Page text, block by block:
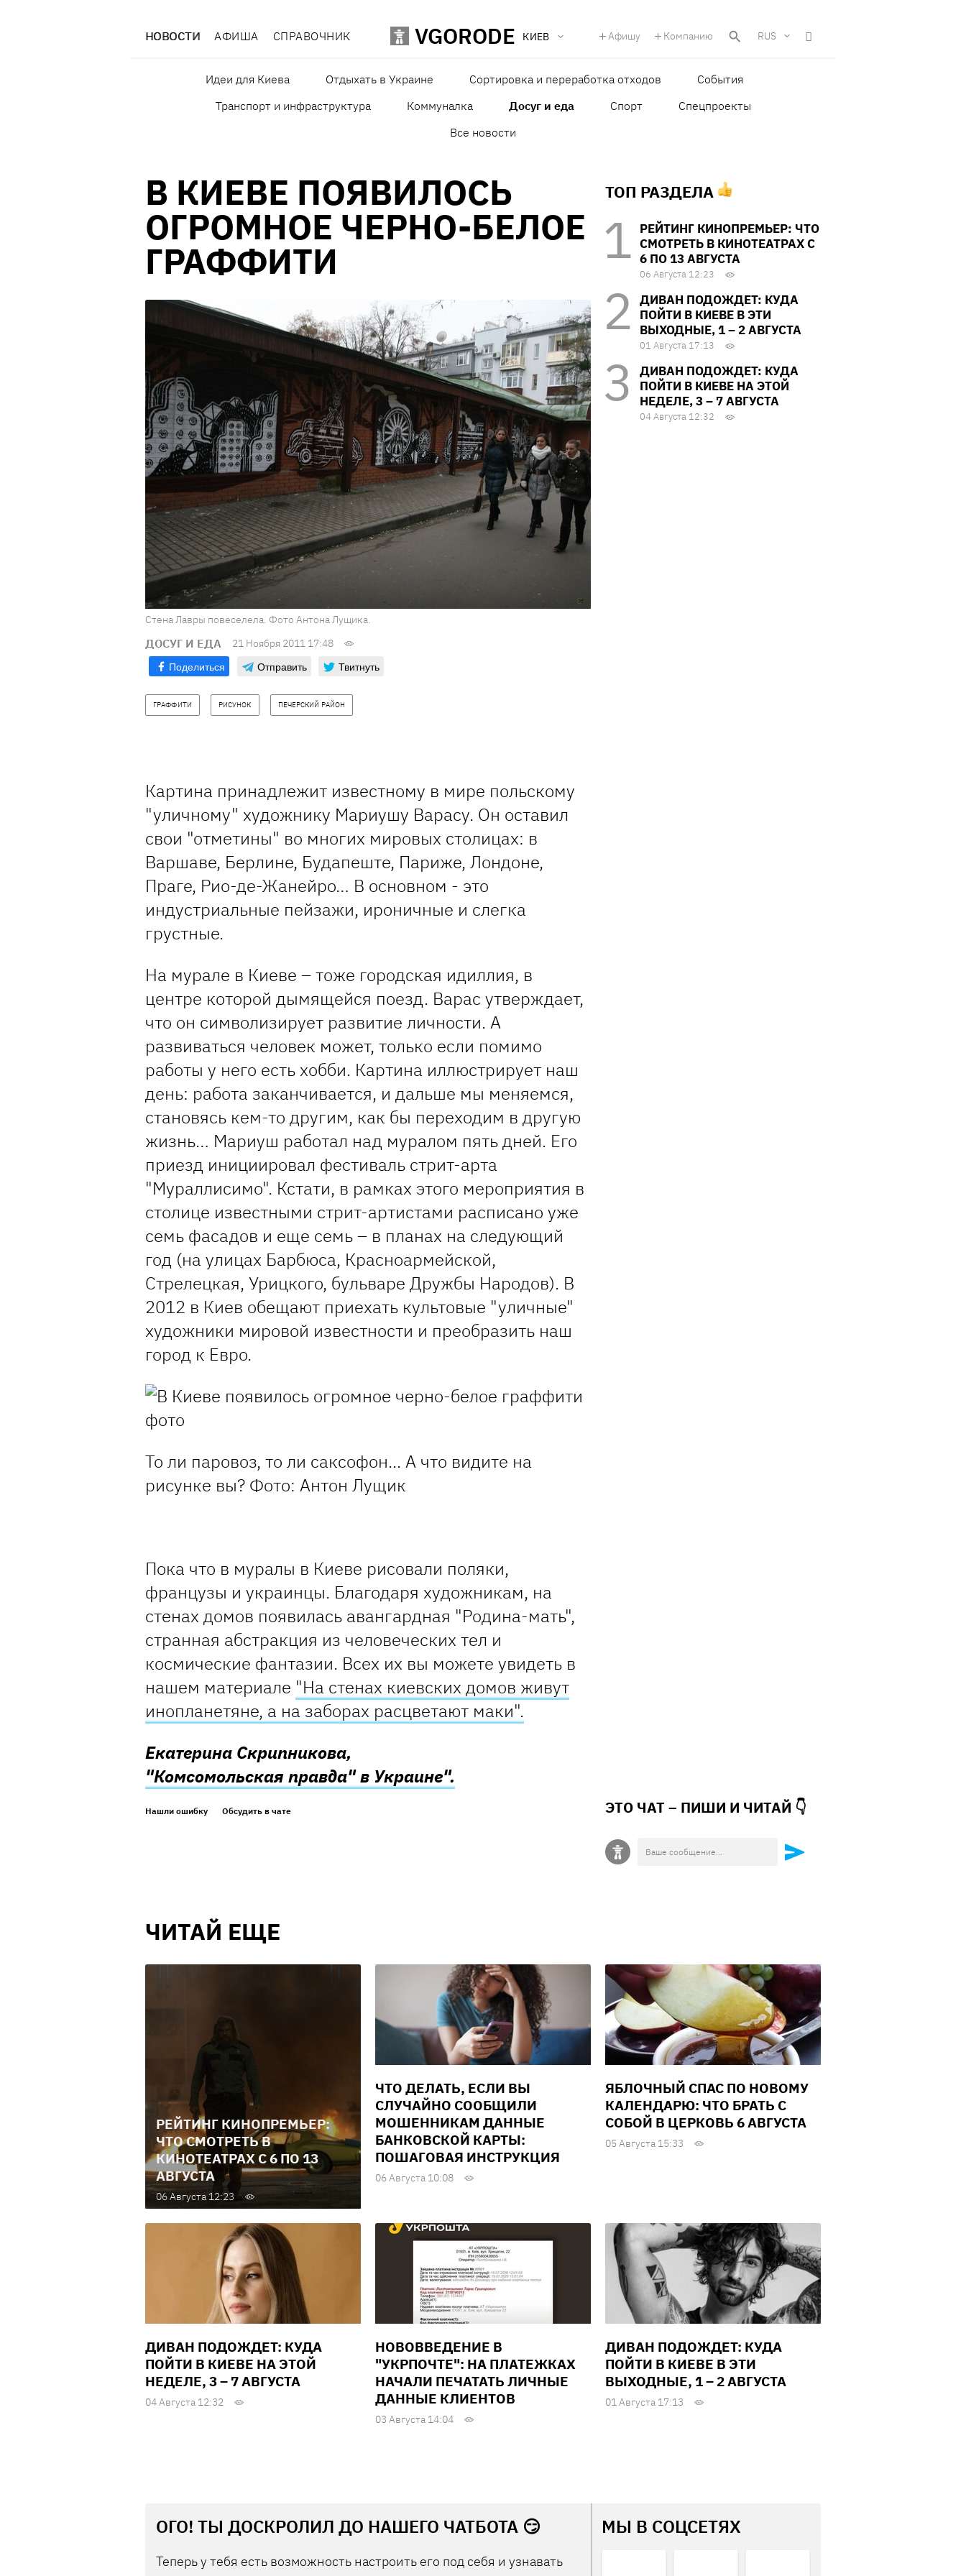
НОВОСТИ АФИША СПРАВОЧНИК VGORODE КИЕВ Афишу Компанию RUS
Идеи для Киева Отдыхать в Украине Сортировка и переработка отходов
События
Транспорт и инфраструктура
Коммуналка Досуг и еда Спорт
Спецпроекты
Все новости
В КИЕВЕ ПОЯВИЛОСЬ
ОГРОМНОЕ ЧЕРНО-БЕЛОЕ
ГРАФФИТИ
Стена Лавры повеселела. Фото Антона Лущика.
ДОСУГ И ЕДА 21 Ноября 2011 17:48
Поделиться Отправить Твитнуть
ГРАФФИТИ РИСУНОК ПЕЧЕРСКИЙ РАЙОН
Картина принадлежит известному в мире польскому
"уличному" художнику Мариушу Варасу. Он оставил
свои "отметины" во многих мировых столицах: в
Варшаве, Берлине, Будапеште, Париже, Лондоне,
Праге, Рио-де-Жанейро… В основном - это
индустриальные пейзажи, ироничные и слегка
грустные.
На мурале в Киеве – тоже городская идиллия, в
центре которой дымящейся поезд. Варас утверждает,
что он символизирует развитие личности. А
развиваться человек может, только если помимо
работы у него есть хобби. Картина иллюстрирует наш
день: работа заканчивается, и дальше мы меняемся,
становясь кем-то другим, как бы переходим в другую
жизнь… Мариуш работал над муралом пять дней. Его
приезд инициировал фестиваль стрит-арта
"Мураллисимо". Кстати, в рамках этого мероприятия в
столице известными стрит-артистами расписано уже
семь фасадов и еще семь – в планах на следующий
год (на улицах Барбюса, Красноармейской,
Стрелецкая, Урицкого, бульваре Дружбы Народов). В
2012 в Киев обещают приехать культовые "уличные"
художники мировой известности и преобразить наш
город к Евро.
То ли паровоз, то ли саксофон... А что видите на
рисунке вы? Фото: Антон Лущик
Пока что в муралы в Киеве рисовали поляки,
французы и украинцы. Благодаря художникам, на
стенах домов появилась авангардная "Родина-мать",
странная абстракция из человеческих тел и
космические фантазии. Всех их вы можете увидеть в
нашем материале "На стенах киевских домов живут
инопланетяне, а на заборах расцветают маки".
Екатерина Скрипникова,
"Комсомольская правда" в Украине".
Нашли ошибку Обсудить в чате
ТОП РАЗДЕЛА
РЕЙТИНГ КИНОПРЕМЬЕР: ЧТО
СМОТРЕТЬ В КИНОТЕАТРАХ С
6 ПО 13 АВГУСТА
06 Августа 12:23
ДИВАН ПОДОЖДЕТ: КУДА
ПОЙТИ В КИЕВЕ В ЭТИ
ВЫХОДНЫЕ, 1 – 2 АВГУСТА
01 Августа 17:13
ДИВАН ПОДОЖДЕТ: КУДА
ПОЙТИ В КИЕВЕ НА ЭТОЙ
НЕДЕЛЕ, 3 – 7 АВГУСТА
04 Августа 12:32
ЭТО ЧАТ – ПИШИ И ЧИТАЙ 👇
ЧИТАЙ ЕЩЕ
РЕЙТИНГ КИНОПРЕМЬЕР:
ЧТО СМОТРЕТЬ В
КИНОТЕАТРАХ С 6 ПО 13
АВГУСТА
06 Августа 12:23
ЧТО ДЕЛАТЬ, ЕСЛИ ВЫ
СЛУЧАЙНО СООБЩИЛИ
МОШЕННИКАМ ДАННЫЕ
БАНКОВСКОЙ КАРТЫ:
ПОШАГОВАЯ ИНСТРУКЦИЯ
06 Августа 10:08
ЯБЛОЧНЫЙ СПАС ПО НОВОМУ
КАЛЕНДАРЮ: ЧТО БРАТЬ С
СОБОЙ В ЦЕРКОВЬ 6 АВГУСТА
05 Августа 15:33
ДИВАН ПОДОЖДЕТ: КУДА
ПОЙТИ В КИЕВЕ НА ЭТОЙ
НЕДЕЛЕ, 3 – 7 АВГУСТА
04 Августа 12:32
НОВОВВЕДЕНИЕ В
"УКРПОЧТЕ": НА ПЛАТЕЖКАХ
НАЧАЛИ ПЕЧАТАТЬ ЛИЧНЫЕ
ДАННЫЕ КЛИЕНТОВ
03 Августа 14:04
ДИВАН ПОДОЖДЕТ: КУДА
ПОЙТИ В КИЕВЕ В ЭТИ
ВЫХОДНЫЕ, 1 – 2 АВГУСТА
01 Августа 17:13
ОГО! ТЫ ДОСКРОЛИЛ ДО НАШЕГО ЧАТБОТА 😏
Теперь у тебя есть возможность настроить его под себя и узнавать
МЫ В СОЦСЕТЯХ